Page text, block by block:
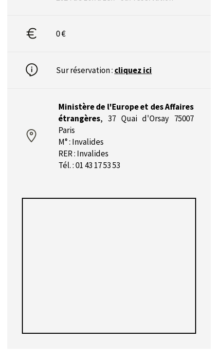
0 €
Sur réservation : cliquez ici
Ministère de l'Europe et des Affaires
étrangères, 37 Quai d'Orsay 75007
Paris
M° : Invalides
RER : Invalides
Tél. : 01 43 17 53 53